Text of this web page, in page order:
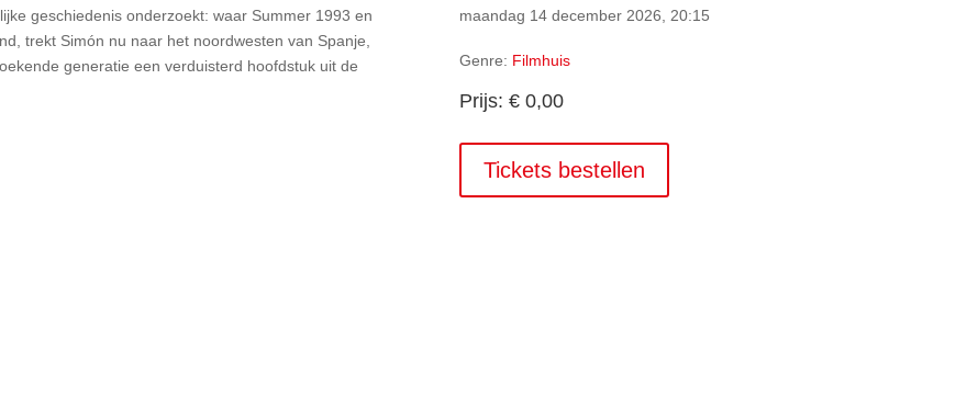
geschiedenis onderzoekt: waar Summer 1993 en
trekt Simón nu naar het noordwesten van Spanje,
generatie een verduisterd hoofdstuk uit de
maandag 14 december 2026, 20:15
Genre: Filmhuis
Prijs: € 0,00
Tickets bestellen